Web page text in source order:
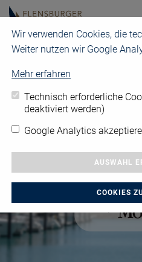
Wir verwenden Cookies, die
Weiter nutzen wir Google
Mehr erfahren
Technisch erforderliche
deaktiviert werden)
Google Analytics
AUSWAHL
COOKIES
+49 461 17727-0